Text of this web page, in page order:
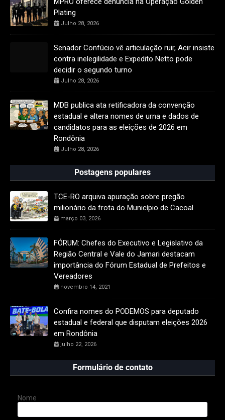
Plating
Julho 28, 2026
Senador Confúcio vê articulação ruir, Acir insiste
contra inelegilidade e Expedito Netto pode
decidir o segundo turno
Julho 28, 2026
MDB publica ata retificadora da convenção
estadual e altera nomes de urna e dados de
candidatos para as eleições de 2026 em
Rondônia
Julho 28, 2026
Postagens populares
TCE-RO arquiva apuração sobre pregão
milionário da frota do Município de Cacoal
março 03, 2026
FÓRUM: Chefes do Executivo e Legislativo da
Região Central e Vale do Jamari destacam
importância do Fórum Estadual de Prefeitos e
Vereadores
novembro 14, 2021
Confira nomes do PODEMOS para deputado
estadual e federal que disputam eleições 2026
em Rondônia
julho 22, 2026
Formulário de contato
Nome